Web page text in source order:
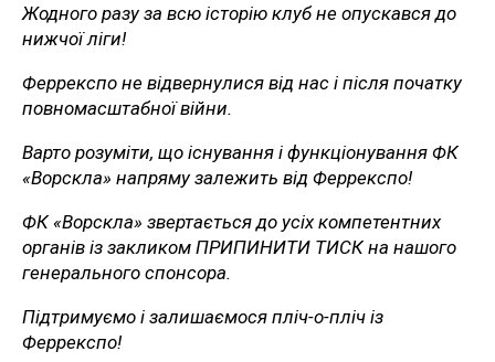
Жодного разу за всю історію клуб не опускався до
нижчої ліги!
Феррекспо не відвернулися від нас і після початку
повномасштабної війни.
Варто розуміти, що існування і функціонування ФК
«Ворскла» напряму залежить від Феррекспо!
ФК «Ворскла» звертається до усіх компетентних
органів із закликом ПРИПИНИТИ ТИСК на нашого
генерального спонсора.
Підтримуємо і залишаємося пліч-о-пліч із
Феррекспо!